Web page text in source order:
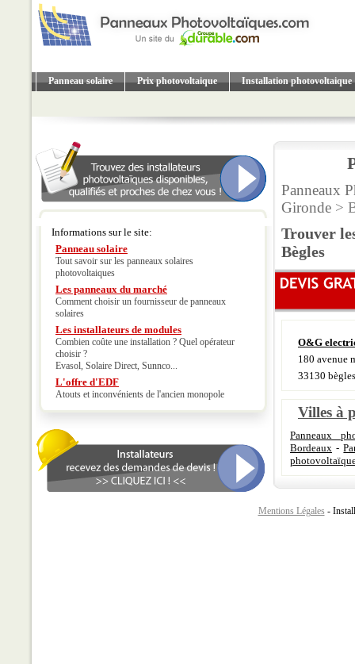
Panneau solaire Prix photovoltaique Installation photovoltaique
Informations sur le site:
Panneau solaire
Tout savoir sur les panneaux solaires
photovoltaiques
Les panneaux du marché
Comment choisir un fournisseur de panneaux
solaires
Les installateurs de modules
Combien coûte une installation ? Quel opérateur
choisir ?
Evasol, Solaire Direct, Sunnco...
L'offre d'EDF
Atouts et inconvénients de l'ancien monopole
Panneaux
Gironde >
Trouver
Bègles
O&G
180 avenue
33130 bègles
Villes à
Panneaux
Bordeaux -
Mentions Légales -